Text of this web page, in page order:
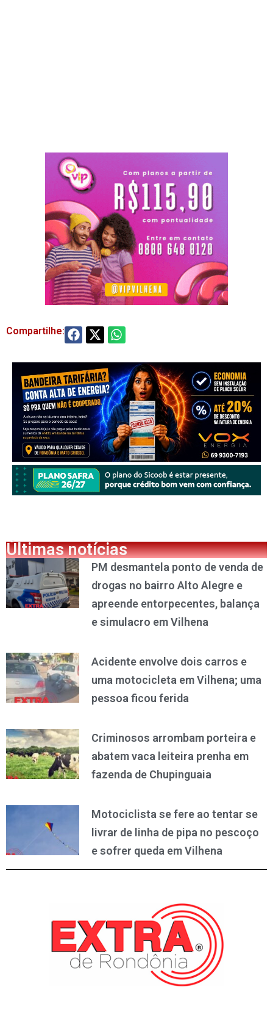
Compartilhe:
Últimas notícias
PM desmantela ponto de venda de
drogas no bairro Alto Alegre e
apreende entorpecentes, balança
e simulacro em Vilhena
Acidente envolve dois carros e
uma motocicleta em Vilhena; uma
pessoa ficou ferida
Criminosos arrombam porteira e
abatem vaca leiteira prenha em
fazenda de Chupinguaia
Motociclista se fere ao tentar se
livrar de linha de pipa no pescoço
e sofrer queda em Vilhena